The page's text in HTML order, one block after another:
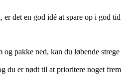
det en god idé at spare op i god tid
pakke ned, kan du løbende strege
du er nødt til at prioritere noget frem